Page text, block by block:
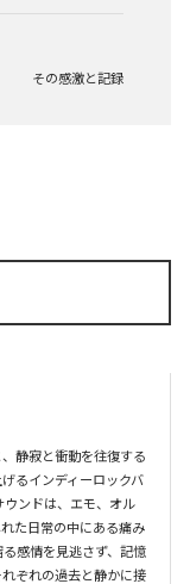
その感激と記録
静寂と衝動を往復する
るインディーロックバ
ウンドは、エモ、オル
た日常の中にある痛み
感情を見逃さず、記憶
ぞれの過去と静かに接